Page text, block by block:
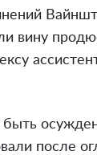
вину
после